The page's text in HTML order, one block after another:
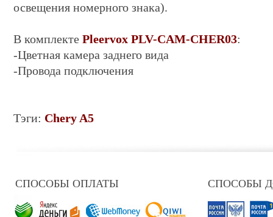
освещения номерного знака).
В комплекте Pleervox PLV-CAM-CHER03:
-Цветная камера заднего вида
-Провода подключения
Тэги: Chery A5
СПОСОБЫ ОПЛАТЫ СПОСОБЫ